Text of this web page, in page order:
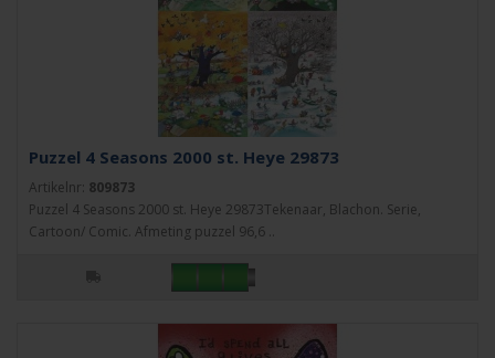
Puzzel 4 Seasons 2000 st. Heye 29873
Artikelnr: 809873
Puzzel 4 Seasons 2000 st. Heye 29873Tekenaar, Blachon. Serie,
Cartoon/ Comic. Afmeting puzzel 96,6 ..